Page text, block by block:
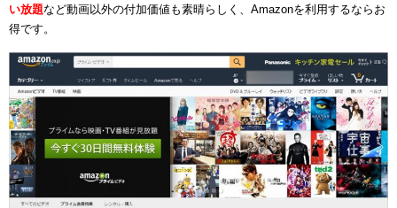
い放題など動画以外の付加価値も素晴らしく、Amazonを利用するならお
得です。